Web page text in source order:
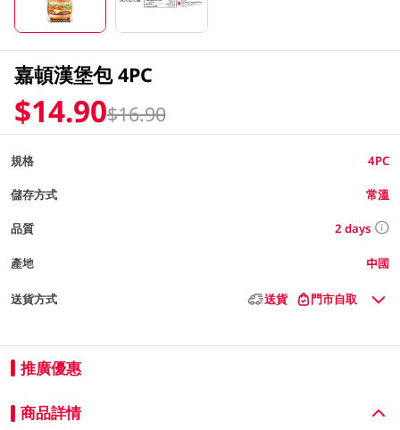
嘉頓漢堡包 4PC
$14.90$16.90
規格 4PC
儲存方式 常溫
品質 2 days
產地 中國
送貨方式 送貨 門市自取
推廣優惠
商品詳情